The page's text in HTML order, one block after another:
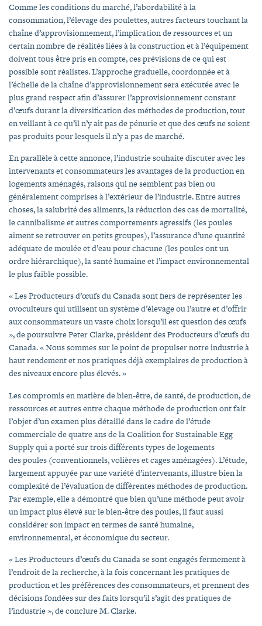
Comme les conditions du marché, l’abordabilité à la
consommation, l’élevage des poulettes, autres facteurs touchant la
chaîne d’approvisionnement, l’implication de ressources et un
certain nombre de réalités liées à la construction et à l’équipement
doivent tous être pris en compte, ces prévisions de ce qui est
possible sont réalistes. L’approche graduelle, coordonnée et à
l’échelle de la chaîne d’approvisionnement sera exécutée avec le
plus grand respect afin d’assurer l’approvisionnement constant
d’œufs durant la diversification des méthodes de production, tout
en veillant à ce qu’il n’y ait pas de pénurie et que des œufs ne soient
pas produits pour lesquels il n’y a pas de marché.
En parallèle à cette annonce, l’industrie souhaite discuter avec les
intervenants et consommateurs les avantages de la production en
logements aménagés, raisons qui ne semblent pas bien ou
généralement comprises à l’extérieur de l’industrie. Entre autres
choses, la salubrité des aliments, la réduction des cas de mortalité,
le cannibalisme et autres comportements agressifs (les poules
aiment se retrouver en petits groupes), l’assurance d’une quantité
adéquate de moulée et d’eau pour chacune (les poules ont un
ordre hiérarchique), la santé humaine et l’impact environnemental
le plus faible possible.
« Les Producteurs d’œufs du Canada sont fiers de représenter les
ovoculteurs qui utilisent un système d’élevage ou l’autre et d’offrir
aux consommateurs un vaste choix lorsqu’il est question des œufs
», de poursuivre Peter Clarke, président des Producteurs d’œufs du
Canada. « Nous sommes sur le point de propulser notre industrie à
haut rendement et nos pratiques déjà exemplaires de production à
des niveaux encore plus élevés. »
Les compromis en matière de bien-être, de santé, de production, de
ressources et autres entre chaque méthode de production ont fait
l’objet d’un examen plus détaillé dans le cadre de l’étude
commerciale de quatre ans de la Coalition for Sustainable Egg
Supply qui a porté sur trois différents types de logements
des poules (conventionnels, volières et cages aménagées). L’étude,
largement appuyée par une variété d’intervenants, illustre bien la
complexité de l’évaluation de différentes méthodes de production.
Par exemple, elle a démontré que bien qu’une méthode peut avoir
un impact plus élevé sur le bien-être des poules, il faut aussi
considérer son impact en termes de santé humaine,
environnemental, et économique du secteur.
« Les Producteurs d’œufs du Canada se sont engagés fermement à
l’endroit de la recherche, à la fois concernant les pratiques de
production et les préférences des consommateurs, et prennent des
décisions fondées sur des faits lorsqu’il s’agit des pratiques de
l’industrie », de conclure M. Clarke.